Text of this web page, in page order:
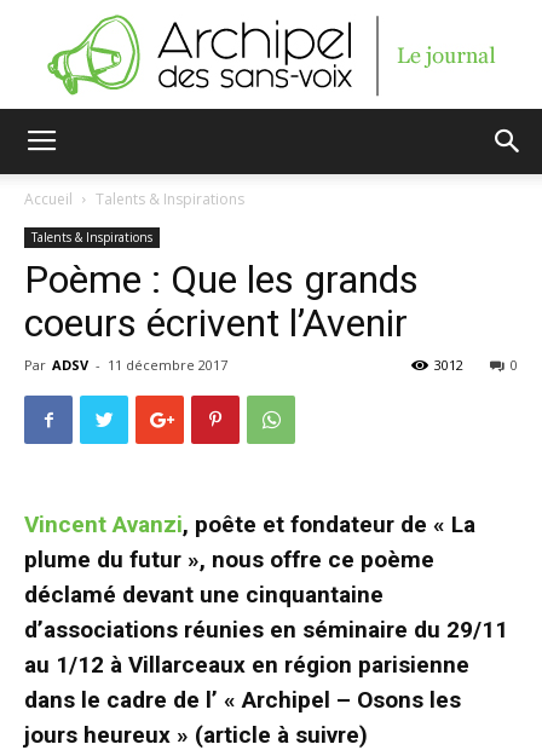
Accueil Talents & Inspirations
Talents & Inspirations
Poème : Que les grands
coeurs écrivent l’Avenir
Par ADSV - 11 décembre 2017 0
3012
Vincent Avanzi, poête et fondateur de « La
plume du futur », nous offre ce poème
déclamé devant une cinquantaine
d’associations réunies en séminaire du 29/11
au 1/12 à Villarceaux en région parisienne
dans le cadre de l’ « Archipel – Osons les
jours heureux » (article à suivre)